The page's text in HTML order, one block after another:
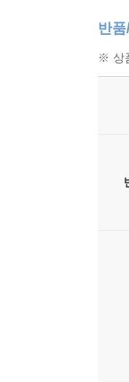
반품
※ 상